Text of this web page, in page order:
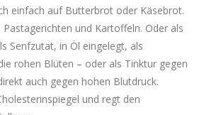
einfach auf Butterbrot oder Käsebrot.
Pastagerichten und Kartoffeln. Oder als
Senfzutat, in Öl eingelegt, als
rohen Blüten – oder als Tinktur gegen
auch gegen hohen Blutdruck.
und regt den